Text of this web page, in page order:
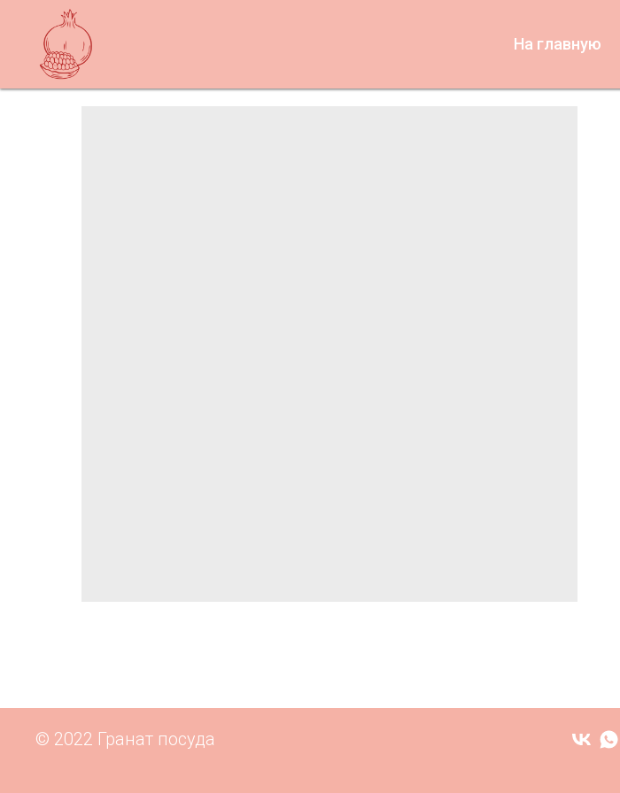
На главную
© 2022 Гранат посуда